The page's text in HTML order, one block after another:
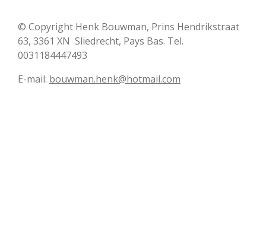
© Copyright Henk Bouwman, Prins Hendrikstraat
63, 3361 XN Sliedrecht, Pays Bas. Tel.
0031184447493
E-mail: bouwman.henk@hotmail.com